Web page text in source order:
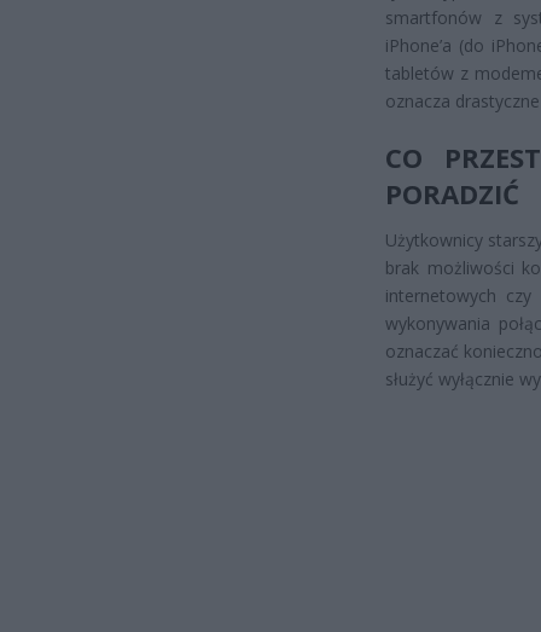
smartfonów z
iPhone’a (do
tabletów z
oznacza
CO
PORADZIĆ
Użytkownicy
brak możliwości
internetowych
wykonywania
oznaczać
służyć wyłącznie